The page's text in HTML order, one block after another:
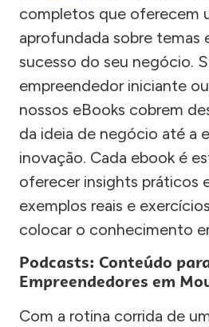
completos que oferecem
aprofundada sobre temas
sucesso do seu negócio.
empreendedor iniciante
nossos eBooks cobrem
da ideia de negócio até a
inovação. Cada ebook é
oferecer insights práticos
exemplos reais e
colocar o conhecimento
Podcasts: Conteúdo
Empreendedores em
Com a rotina corrida de